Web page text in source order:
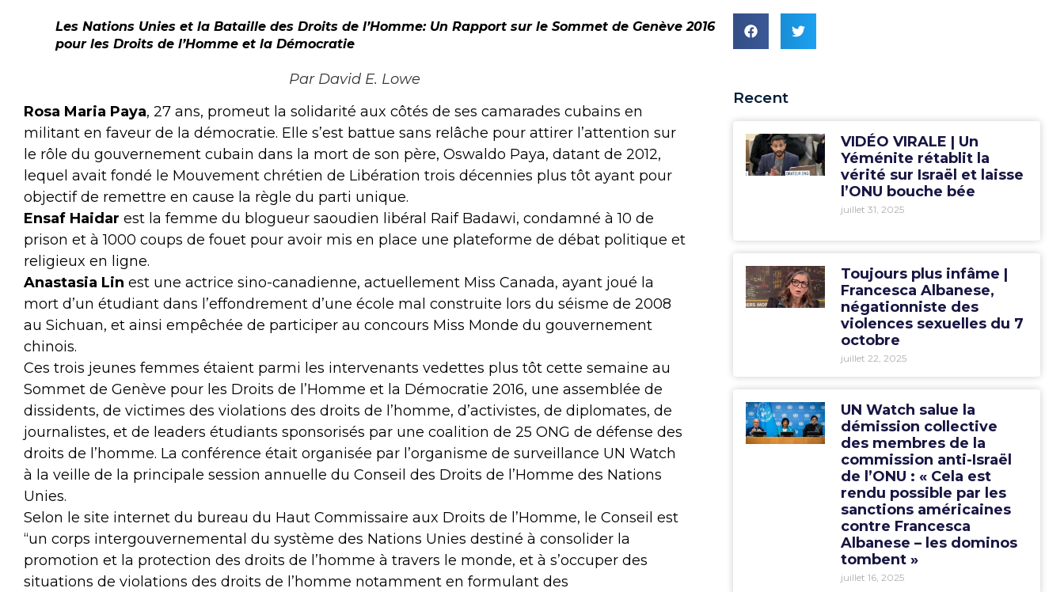
Les Nations Unies et la Bataille des Droits de l’Homme: Un Rapport sur le Sommet de Genève 2016
pour les Droits de l’Homme et la Démocratie
Par David E. Lowe
Rosa Maria Paya, 27 ans, promeut la solidarité aux côtés de ses camarades cubains en
militant en faveur de la démocratie. Elle s’est battue sans relâche pour attirer l’attention sur
le rôle du gouvernement cubain dans la mort de son père, Oswaldo Paya, datant de 2012,
lequel avait fondé le Mouvement chrétien de Libération trois décennies plus tôt ayant pour
objectif de remettre en cause la règle du parti unique.
Ensaf Haidar est la femme du blogueur saoudien libéral Raif Badawi, condamné à 10 de
prison et à 1000 coups de fouet pour avoir mis en place une plateforme de débat politique et
religieux en ligne.
Anastasia Lin est une actrice sino-canadienne, actuellement Miss Canada, ayant joué la
mort d’un étudiant dans l’effondrement d’une école mal construite lors du séisme de 2008
au Sichuan, et ainsi empêchée de participer au concours Miss Monde du gouvernement
chinois.
Ces trois jeunes femmes étaient parmi les intervenants vedettes plus tôt cette semaine au
Sommet de Genève pour les Droits de l’Homme et la Démocratie 2016, une assemblée de
dissidents, de victimes des violations des droits de l’homme, d’activistes, de diplomates, de
journalistes, et de leaders étudiants sponsorisés par une coalition de 25 ONG de défense des
droits de l’homme. La conférence était organisée par l’organisme de surveillance UN Watch
à la veille de la principale session annuelle du Conseil des Droits de l’Homme des Nations
Unies.
Selon le site internet du bureau du Haut Commissaire aux Droits de l’Homme, le Conseil est
“un corps intergouvernemental du système des Nations Unies destiné à consolider la
promotion et la protection des droits de l’homme à travers le monde, et à s’occuper des
situations de violations des droits de l’homme notamment en formulant des
Recent
VIDÉO VIRALE | Un
Yéménite rétablit la
vérité sur Israël et laisse
l’ONU bouche bée
juillet 31, 2025
Toujours plus infâme |
Francesca Albanese,
négationniste des
violences sexuelles du 7
octobre
juillet 22, 2025
UN Watch salue la
démission collective
des membres de la
commission anti-Israël
de l’ONU : « Cela est
rendu possible par les
sanctions américaines
contre Francesca
Albanese – les dominos
tombent »
juillet 16, 2025